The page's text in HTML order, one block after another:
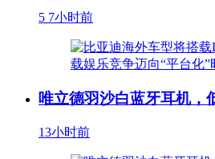
5 7小时前
唯立德羽沙白蓝牙耳机，
13小时前